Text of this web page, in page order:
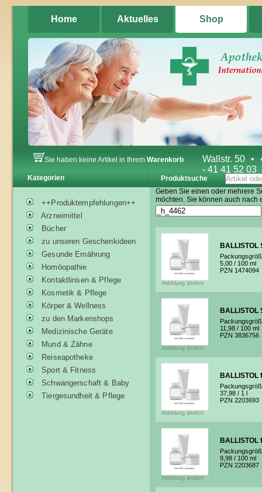
Home Aktuelles Shop
Wallstr. 50 •
- 41 41 52 03
Sie haben keine Artikel in Ihrem Warenkorb
Kategorien
++Produktempfehlungen++
Arzneimittel
Bücher
zu unseren Geschenkideen
Gesunde Ernährung
Homöopathie
Kontaktlinsen & Pflege
Kosmetik & Pflege
Körper & Wellness
zu den Markenshops
Medizinische Geräte
Mund & Zähne
Reiseapotheke
Sport & Fitness
Schwangerschaft & Baby
Tiergesundheit & Pflege
Produktsuche
Geben Sie einen oder mehrere
möchten. Sie können auch nach
Abbildung ähnlich
BALLISTOL
5,00 / 100 ml
PZN 1474094
Abbildung ähnlich
BALLISTOL
11,98 / 100 ml
PZN 3836756
Abbildung ähnlich
BALLISTOL
37,98 / 1 l
PZN 2203693
Abbildung ähnlich
BALLISTOL
9,98 / 100 ml
PZN 2203687